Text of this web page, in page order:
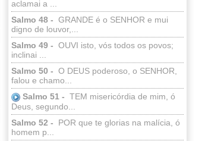
aclamai a ...
Salmo 48 - GRANDE é o SENHOR e mui
digno de louvor,...
Salmo 49 - OUVI isto, vós todos os povos;
inclinai ...
Salmo 50 - O DEUS poderoso, o SENHOR,
falou e chamo...
Salmo 51 - TEM misericórdia de mim, ó
Deus, segundo...
Salmo 52 -
POR que te glorias na malícia, ó
homem p...